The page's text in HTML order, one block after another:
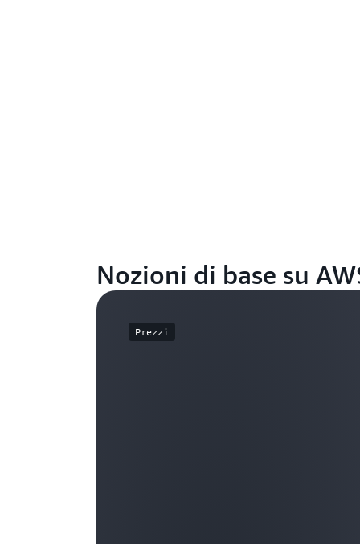
Nozioni di base su
Prezzi